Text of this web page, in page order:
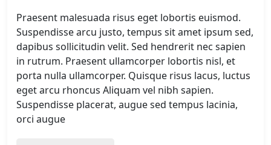
Praesent malesuada risus eget lobortis euismod.
Suspendisse arcu justo, tempus sit amet ipsum sed,
dapibus sollicitudin velit. Sed hendrerit nec sapien
in rutrum. Praesent ullamcorper lobortis nisl, et
porta nulla ullamcorper. Quisque risus lacus, luctus
eget arcu rhoncus Aliquam vel nibh sapien.
Suspendisse placerat, augue sed tempus lacinia,
orci augue